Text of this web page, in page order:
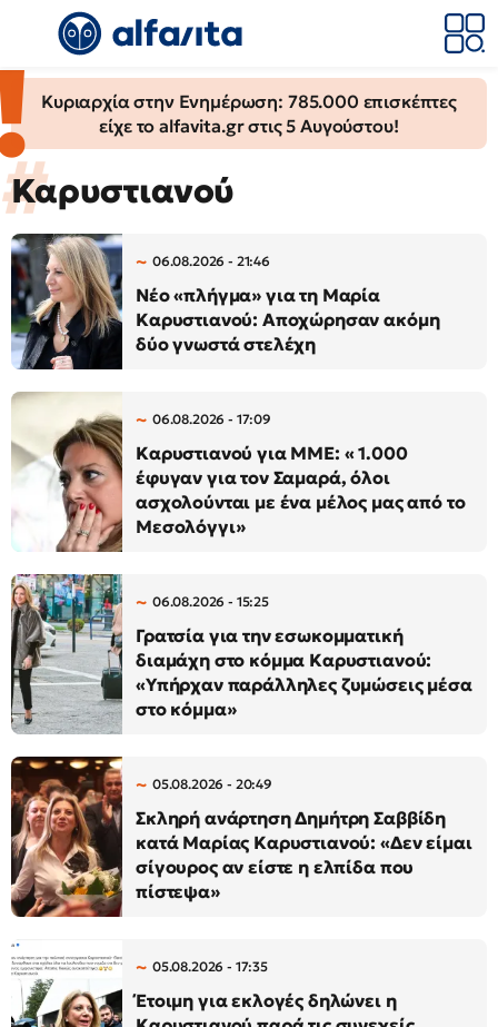
Κυριαρχία στην Ενημέρωση: 785.000 επισκέπτες
είχε το alfavita.gr στις 5 Αυγούστου!
Καρυστιανού
06.08.2026 - 21:46
Νέο «πλήγμα» για τη Μαρία
Καρυστιανού: Αποχώρησαν ακόμη
δύο γνωστά στελέχη
06.08.2026 - 17:09
Καρυστιανού για ΜΜΕ: « 1.000
έφυγαν για τον Σαμαρά, όλοι
ασχολούνται με ένα μέλος μας από το
Μεσολόγγι»
06.08.2026 - 15:25
Γρατσία για την εσωκομματική
διαμάχη στο κόμμα Καρυστιανού:
«Υπήρχαν παράλληλες ζυμώσεις μέσα
στο κόμμα»
05.08.2026 - 20:49
Σκληρή ανάρτηση Δημήτρη Σαββίδη
κατά Μαρίας Καρυστιανού: «Δεν είμαι
σίγουρος αν είστε η ελπίδα που
πίστεψα»
05.08.2026 - 17:35
Έτοιμη για εκλογές δηλώνει η